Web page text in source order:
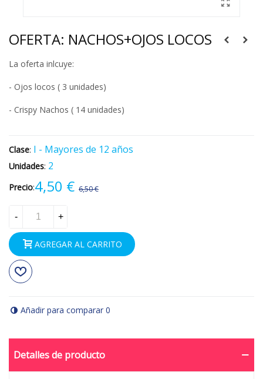
OFERTA: NACHOS+OJOS LOCOS
La oferta inlcuye:
- Ojos locos ( 3 unidades)
- Crispy Nachos ( 14 unidades)
Clase: I - Mayores de 12 años
Unidades: 2
Precio:4,50 € 6,50 €
- +
AGREGAR AL CARRITO
Añadir para comparar 0
Detalles de producto